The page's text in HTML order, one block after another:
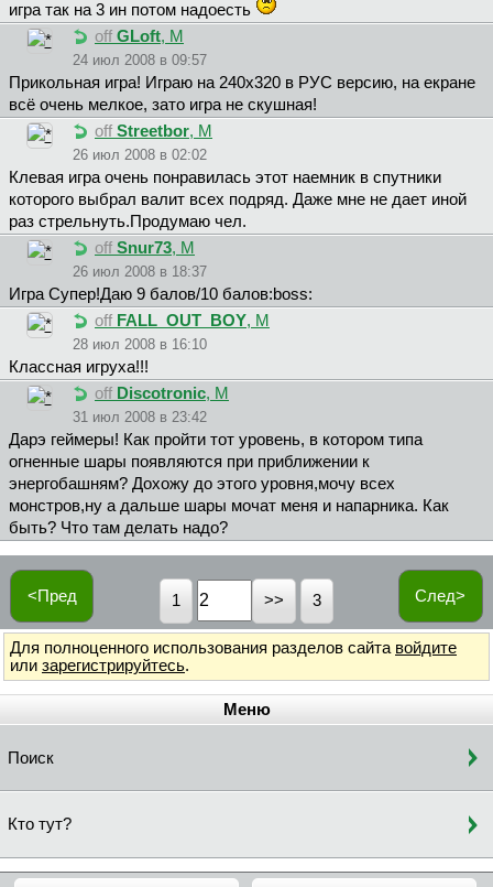
игра так на 3 ин потом надоесть
off GLoft, М
24 июл 2008 в 09:57
Прикольная игра! Играю на 240x320 в РУС версию, на екране
всё очень мелкое, зато игра не скушная!
off Streetbor, М
26 июл 2008 в 02:02
Клевая игра очень понравилась этот наемник в спутники
которого выбрал валит всех подряд. Даже мне не дает иной
раз стрельнуть.Продумаю чел.
off Snur73, М
26 июл 2008 в 18:37
Игра Супер!Даю 9 балов/10 балов:boss:
off FALL_OUT_BOY, М
28 июл 2008 в 16:10
Классная игруха!!!
off Discotronic, М
31 июл 2008 в 23:42
Дарэ геймеры! Как пройти тот уровень, в котором типа
огненные шары появляются при приближении к
энергобашням? Дохожу до этого уровня,мочу всех
монстров,ну а дальше шары мочат меня и напарника. Как
быть? Что там делать надо?
<Пред След>
1 3
Для полноценного использования разделов сайта войдите
или зарегистрируйтесь.
Меню
Поиск
Кто тут?